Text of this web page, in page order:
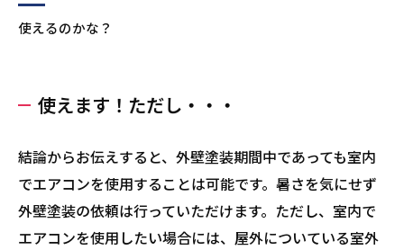
使えるのかな？
使えます！ただし・・・
結論からお伝えすると、外壁塗装期間中であっても室内
でエアコンを使用することは可能です。暑さを気にせず
外壁塗装の依頼は行っていただけます。ただし、室内で
エアコンを使用したい場合には、屋外についている室外